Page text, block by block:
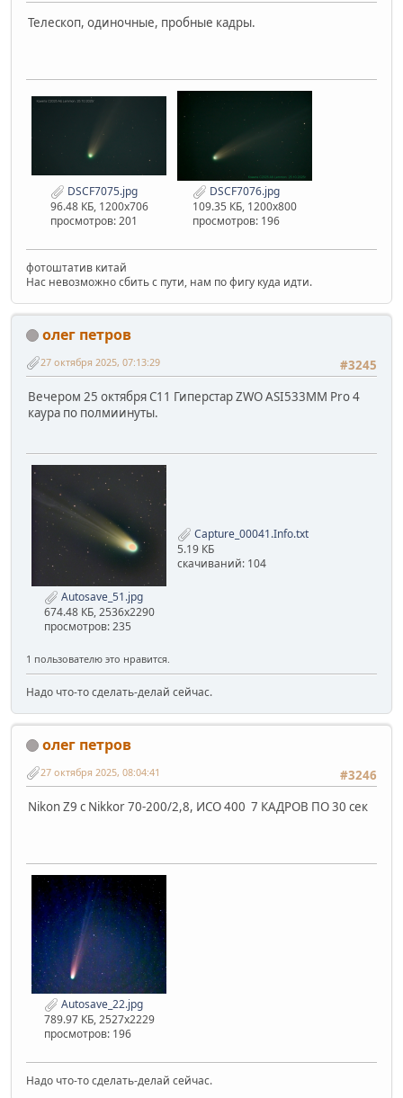
Телескоп, одиночные, пробные кадры.
DSCF7075.jpg
96.48 КБ, 1200x706
просмотров: 201
DSCF7076.jpg
109.35 КБ, 1200x800
просмотров: 196
фотоштатив китай
Нас невозможно сбить с пути, нам по фигу куда идти.
олег петров
#3245
27 октября 2025, 07:13:29
Вечером 25 октября С11 Гиперстар ZWO ASI533MM Pro 4
каура по полмиинуты.
Autosave_51.jpg
674.48 КБ, 2536x2290
просмотров: 235
Capture_00041.Info.txt
5.19 КБ
скачиваний: 104
1 пользователю это нравится.
Надо что-то сделать-делай сейчас.
олег петров
#3246
27 октября 2025, 08:04:41
Nikon Z9 c Nikkor 70-200/2,8, ИСО 400 7 КАДРОВ ПО 30 сек
Autosave_22.jpg
789.97 КБ, 2527x2229
просмотров: 196
Надо что-то сделать-делай сейчас.